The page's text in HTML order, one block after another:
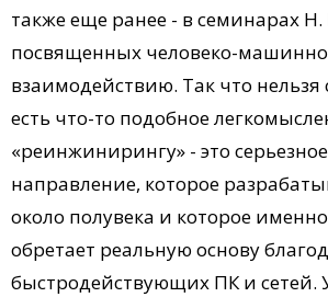
также еще ранее - в семинарах
посвященных человеко-
взаимодействию. Так что нельзя
есть что-то подобное
«реинжинирингу» - это
направление, которое
около полувека и которое
обретает реальную основу
быстродействующих ПК и